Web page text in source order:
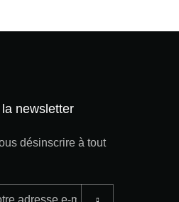
newsletter
désinscrire à tout